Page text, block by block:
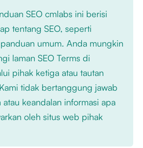
SEO cmlabs ini berisi
tentang SEO, seperti
umum. Anda mungkin
laman SEO Terms di
pihak ketiga atau tautan
tidak bertanggung jawab
atau keandalan informasi apa
oleh situs web pihak